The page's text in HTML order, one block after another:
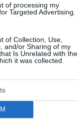
of processing my
Targeted Advertising.
of Collection, Use,
and/or Sharing of my
Is Unrelated with the
it was collected.